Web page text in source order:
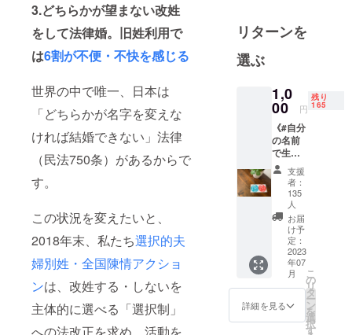
3.どちらかが望まない改姓
をして法律婚。旧姓利用で
は6割が不便・不快を感じる
世界の中で唯一、日本は
「どちらかが名字を変えな
ければ結婚できない」法律
（民法750条）があるからで
す。
この状況を変えたいと、
2018年末、私たち選択的夫
婦別姓・全国陳情アクショ
ンは、改姓する・しないを
主体的に選べる「選択制」
への法改正を求め、活動を
のメンバー
登録者と、
地方議会・
国会に選択
的夫婦別姓
の法制化を
働きかけて
います。
2025年まで
の法制化を
実現するた
め、国連女
性差別撤廃
条約に基づ
く日本審査
にもNGOと
して参加予
リターンを
選ぶ
1,0
00 円
残り
165
《#自分
の名前
で生き
る自
由 ス
テッ
カー》
ステッ
カー2色
セット
（1シー
ト）
を、追
加のリ
ターン
1,000円
支援
者：
135
人
お届
け予
定：
2023
年07
月
詳細を見る
こ
の
リ
タ
ー
ン
を
選
択
す